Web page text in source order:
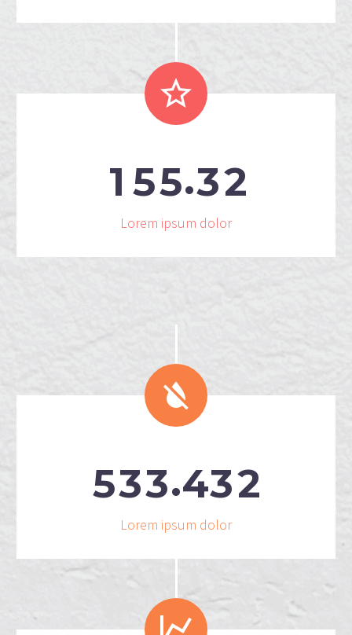


1 55.32
Lorem ipsum dolor


533.432
Lorem ipsum dolor